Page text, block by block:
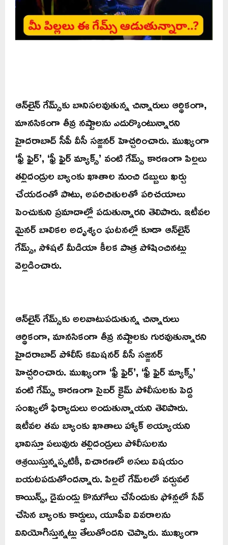
ఆన్‌లైన్ గేమ్స్‌కు బానిసలవుతున్న చిన్నారులు ఆర్థికంగా,
మానసికంగా తీవ్ర నష్టాలను ఎదుర్కొంటున్నారని
హైదరాబాద్ సీపీ వీసీ సజ్జనర్ హెచ్చరించారు. ముఖ్యంగా
‘ఫ్రీ ఫైర్’, ‘ఫ్రీ ఫైర్ మ్యాక్స్’ వంటి గేమ్స్ కారణంగా పిల్లలు
తల్లిదండ్రుల బ్యాంకు ఖాతాల నుంచి డబ్బులు ఖర్చు
చేయడంతో పాటు, అపరిచితులతో పరిచయాలు
పెంచుకుని ప్రమాదాల్లో పడుతున్నారని తెలిపారు. ఇటీవల
మైనర్ బాలికల అదృశ్యం ఘటనల్లో కూడా ఆన్‌లైన్
గేమ్స్, సోషల్ మీడియా కీలక పాత్ర పోషించినట్లు
వెల్లడించారు.
ఆన్‌లైన్ గేమ్స్‌కు అలవాటుపడుతున్న చిన్నారులు
ఆర్థికంగా, మానసికంగా తీవ్ర నష్టాలకు గురవుతున్నారని
హైదరాబాద్ పోలీస్ కమిషనర్ వీసీ సజ్జనర్
హెచ్చరించారు. ముఖ్యంగా ‘ఫ్రీ ఫైర్’, ‘ఫ్రీ ఫైర్ మ్యాక్స్’
వంటి గేమ్స్ కారణంగా సైబర్ క్రైమ్ పోలీసులకు పెద్ద
సంఖ్యలో ఫిర్యాదులు అందుతున్నాయని తెలిపారు.
ఇటీవల తమ బ్యాంకు ఖాతాలు హ్యాక్ అయ్యాయని
భావిస్తూ పలువురు తల్లిదండ్రులు పోలీసులను
ఆశ్రయిస్తున్నప్పటికీ, విచారణలో అసలు విషయం
బయటపడుతోందన్నారు. పిల్లలే గేమ్‌లలో వర్చువల్
కాయిన్స్, డైమండ్లు కొనుగోలు చేసేందుకు ఫోన్లలో సేవ్
చేసిన బ్యాంకు కార్డులు, యూపీఐ వివరాలను
వినియోగిస్తున్నట్లు తేలుతోందని చెప్పారు. ముఖ్యంగా